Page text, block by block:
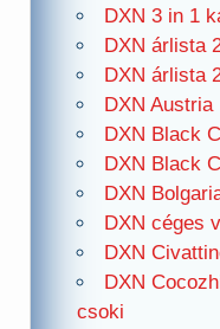
DXN 3 in 1
DXN árlista
DXN árlista
DXN Austria
DXN Black
DXN Black
DXN
DXN céges
DXN
DXN
csoki